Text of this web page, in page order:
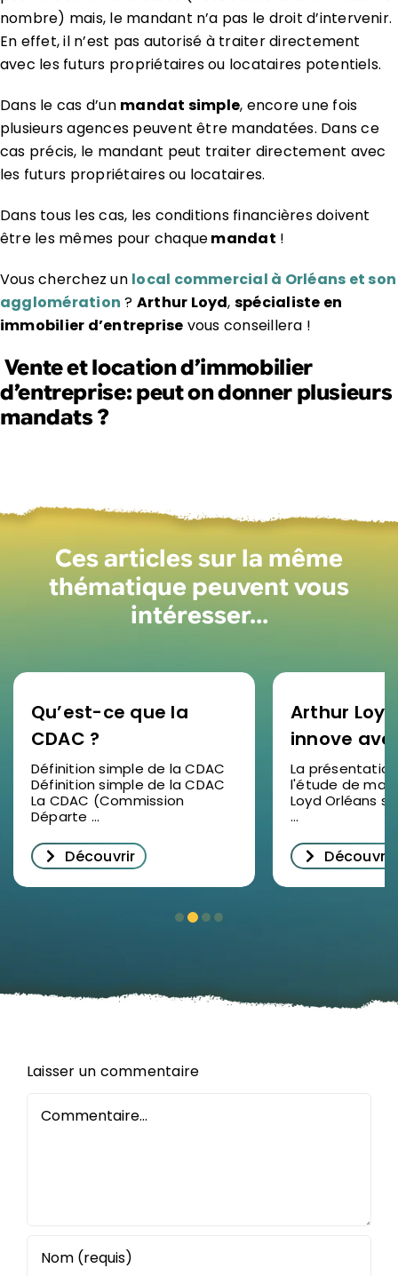
nombre) mais, le mandant n’a pas le droit d’intervenir.
En effet, il n’est pas autorisé à traiter directement
avec les futurs propriétaires ou locataires potentiels.
Dans le cas d’un mandat simple, encore une fois
plusieurs agences peuvent être mandatées. Dans ce
cas précis, le mandant peut traiter directement avec
les futurs propriétaires ou locataires.
Dans tous les cas, les conditions financières doivent
être les mêmes pour chaquemandat !
Vous cherchez un local commercial à Orléans et son
agglomération ? Arthur Loyd, spécialiste en
immobilier d’entreprise vous conseillera !
Vente et location d’immobilier
d’entreprise: peut on donner plusieurs
mandats ?
Ces articles sur la même
thématique peuvent vous
intéresser…
Qu’est-ce que la
CDAC ?
Définition simple de la CDAC
Définition simple de la CDAC
La CDAC (Commission
Départe ...
Découvrir
Arthur
innove
étude de
2025 en
succès
décrypter
La
l'étude de
Loyd Orléans
...
Découvrir
Laisser un commentaire